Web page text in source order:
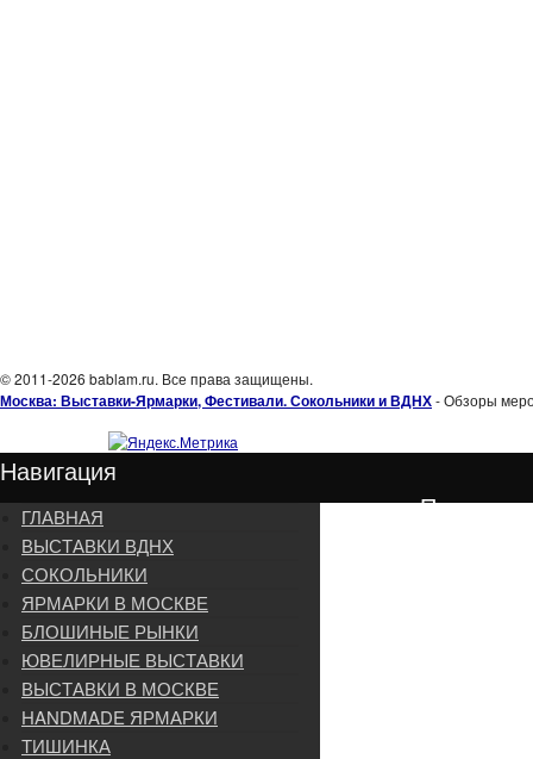
© 2011-2026 bablam.ru. Все права защищены.
Москва: Выставки-Ярмарки, Фестивали. Сокольники и ВДНХ- Обзоры
Навигация
Подписка
ГЛАВНАЯ
ВЫСТАВКИ ВДНХ
СОКОЛЬНИКИ
ЯРМАРКИ В МОСКВЕ
БЛОШИНЫЕ РЫНКИ
ЮВЕЛИРНЫЕ ВЫСТАВКИ
ВЫСТАВКИ В МОСКВЕ
HANDMADE ЯРМАРКИ
ТИШИНКА